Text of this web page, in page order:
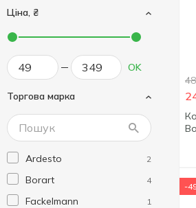
Ціна, ₴
OK
Торгова марка
Ardesto 2
Borart 4
Fackelmann 1
-